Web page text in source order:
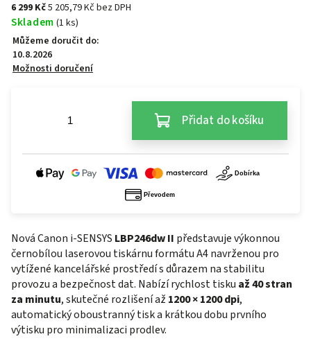
6 299 Kč5 205,79 Kč bez DPH
Skladem (1 ks)
Můžeme doručit do:
10.8.2026
Možnosti doručení
Přidat do košíku
Nová Canon i-SENSYS LBP246dw II představuje výkonnou
černobílou laserovou tiskárnu formátu A4 navrženou pro
vytížené kancelářské prostředí s důrazem na stabilitu
provozu a bezpečnost dat. Nabízí rychlost tisku až 40 stran
za minutu, skutečné rozlišení až 1200 × 1200 dpi,
automatický oboustranný tisk a krátkou dobu prvního
výtisku pro minimalizaci prodlev.